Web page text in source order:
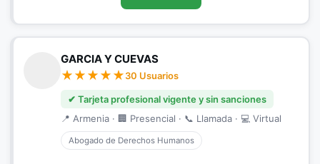
GARCIA Y CUEVAS
30 Usuarios
✔ Tarjeta profesional vigente y sin sanciones
📍 Armenia · 🏢 Presencial · 📞 Llamada · 💻 Virtual
Abogado de Derechos Humanos